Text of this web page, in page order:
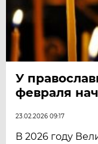
У
февраля
23.02.2026 09:17
В 2026 году